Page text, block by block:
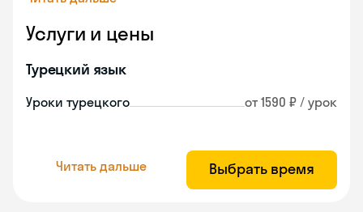
Услуги и цены
Турецкий язык
Уроки турецкого от 1590 ₽ / урок
Читать дальше Выбрать время